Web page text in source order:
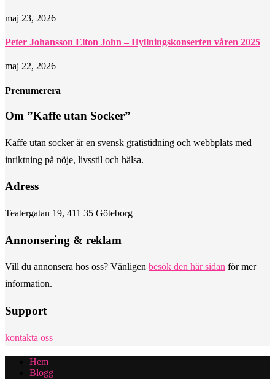
maj 23, 2026
Peter Johansson Elton John – Hyllningskonserten våren 2025
maj 22, 2026
Prenumerera
Om ”Kaffe utan Socker”
Kaffe utan socker är en svensk gratistidning och webbplats med
inriktning på nöje, livsstil och hälsa.
Adress
Teatergatan 19, 411 35 Göteborg
Annonsering & reklam
Vill du annonsera hos oss? Vänligen besök den här sidan för mer
information.
Support
kontakta oss
Hem
Blogg